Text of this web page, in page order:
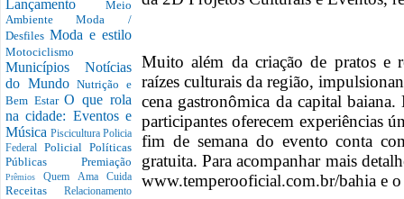
Lançamento Meio
AmbienteModa /
Desfiles Moda e estilo
Motociclismo
Municípios Notícias
do MundoNutrição e
Bem EstarO que rola
na cidade: Eventos e
Música Piscicultura Policia
Federal Policial Políticas
Públicas Premiação
PrêmiosQuem Ama Cuida
Receitas Relacionamento
Muito além da criação de pratos e
raízes culturais da região,
cena gastronômica da capital
participantes oferecem experiências
fim de semana do evento conta
gratuita. Para acompanhar mais
www.temperooficial.com.br/bahia e